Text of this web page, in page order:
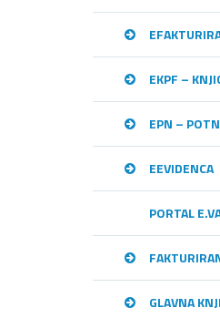
EKPF –
EPN –
EEVIDENCA
PORTAL
GLAVNA